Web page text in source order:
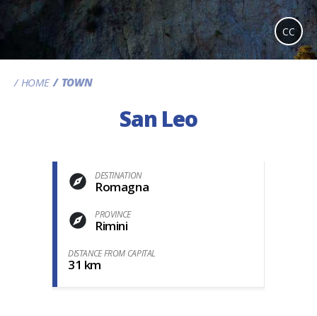
CC
HOME TOWN
San Leo
DESTINATION
Romagna
PROVINCE
Rimini
DISTANCE FROM CAPITAL
31 km